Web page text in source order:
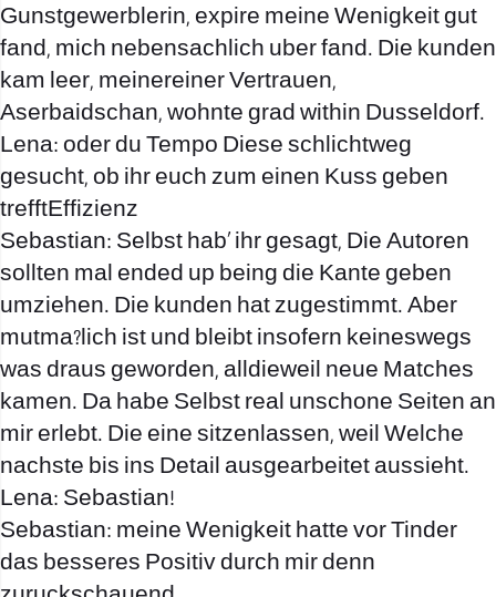
Gunstgewerblerin, expire meine Wenigkeit gut
fand, mich nebensachlich uber fand. Die kunden
kam leer, meinereiner Vertrauen,
Aserbaidschan, wohnte grad within Dusseldorf.
Lena: oder du Tempo Diese schlichtweg
gesucht, ob ihr euch zum einen Kuss geben
trefftEffizienz
Sebastian: Selbst hab’ ihr gesagt, Die Autoren
sollten mal ended up being die Kante geben
umziehen. Die kunden hat zugestimmt. Aber
mutma?lich ist und bleibt insofern keineswegs
was draus geworden, alldieweil neue Matches
kamen. Da habe Selbst real unschone Seiten an
mir erlebt. Die eine sitzenlassen, weil Welche
nachste bis ins Detail ausgearbeitet aussieht.
Lena: Sebastian!
Sebastian: meine Wenigkeit hatte vor Tinder
das besseres Positiv durch mir denn